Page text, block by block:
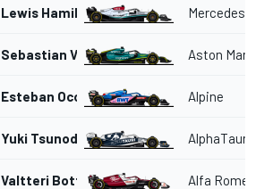
Lewis Hamilton Mercedes
Sebastian Vettel Aston
Esteban Ocon Alpine
Yuki Tsunoda AlphaTauri
Valtteri Bottas Alfa Romeo